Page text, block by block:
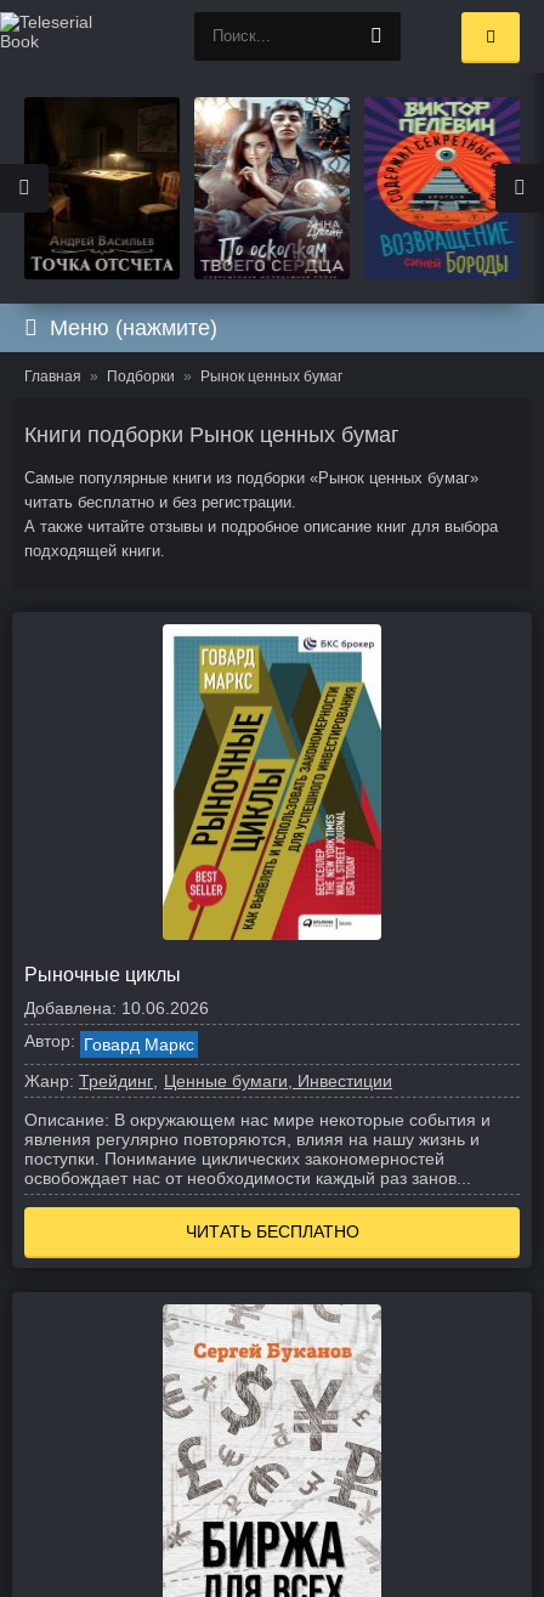
Меню (нажмите)
Главная Подборки Рынок ценных бумаг
Книги подборки Рынок ценных бумаг
Самые популярные книги из подборки «Рынок ценных бумаг»
читать бесплатно и без регистрации.
А также читайте отзывы и подробное описание книг для выбора
подходящей книги.
Рыночные циклы
Добавлена: 10.06.2026
Автор: Говард Маркс
Жанр: Трейдинг
Ценные бумаги, Инвестиции
Описание: В окружающем нас мире некоторые события и
явления регулярно повторяются, влияя на нашу жизнь и
поступки. Понимание циклических закономерностей
освобождает нас от необходимости каждый раз занов...
ЧИТАТЬ БЕСПЛАТНО